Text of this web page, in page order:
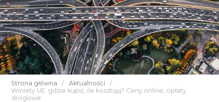
Strona główna / Aktualności
/
Winiety UE: gdzie kupić, ile kosztują? Ceny online, opłaty
drogowe